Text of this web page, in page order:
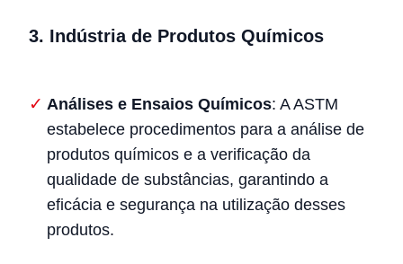
3. Indústria de Produtos Químicos
Análises e Ensaios Químicos: A ASTM
estabelece procedimentos para a análise de
produtos químicos e a verificação da
qualidade de substâncias, garantindo a
eficácia e segurança na utilização desses
produtos.